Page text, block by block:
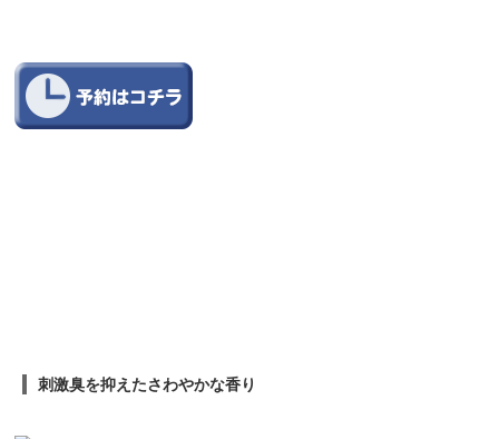
刺激臭を抑えたさわやかな香り